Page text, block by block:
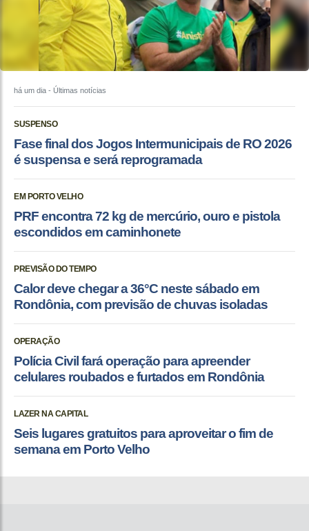
há um dia - Últimas notícias
SUSPENSO
Fase final dos Jogos Intermunicipais de RO 2026
é suspensa e será reprogramada
EM PORTO VELHO
PRF encontra 72 kg de mercúrio, ouro e pistola
escondidos em caminhonete
PREVISÃO DO TEMPO
Calor deve chegar a 36°C neste sábado em
Rondônia, com previsão de chuvas isoladas
OPERAÇÃO
Polícia Civil fará operação para apreender
celulares roubados e furtados em Rondônia
LAZER NA CAPITAL
Seis lugares gratuitos para aproveitar o fim de
semana em Porto Velho